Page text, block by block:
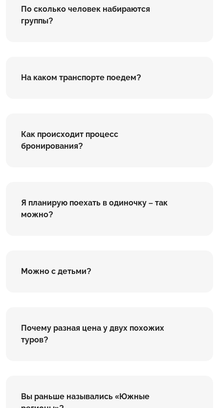
По сколько человек набираются
группы?
На каком транспорте поедем?
Как происходит процесс
бронирования?
Я планирую поехать в одиночку – так
можно?
Можно с детьми?
Почему разная цена у двух похожих
туров?
Вы раньше назывались «Южные